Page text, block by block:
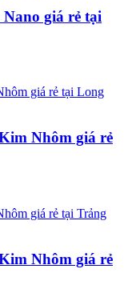
giá rẻ tại
Nhôm giá rẻ
Nhôm giá rẻ